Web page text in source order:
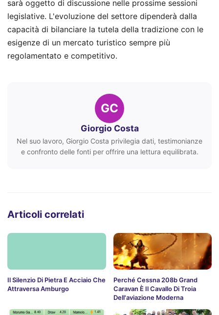
sarà oggetto di discussione nelle prossime sessioni
legislative. L'evoluzione del settore dipenderà dalla
capacità di bilanciare la tutela della tradizione con le
esigenze di un mercato turistico sempre più
regolamentato e competitivo.
GC
Giorgio Costa
Nel suo lavoro, Giorgio Costa privilegia dati, testimonianze
e confronto delle fonti per offrire una lettura equilibrata.
Articoli correlati
Il Silenzio Di Pietra E Acciaio Che
Attraversa Amburgo
Perché Cessna 208b Grand
Caravan È Il Cavallo Di Troia
Dell'aviazione Moderna